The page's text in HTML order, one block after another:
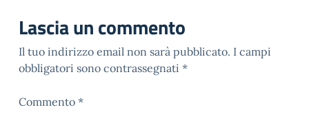
Lascia un commento
Il tuo indirizzo email non sarà pubblicato. I campi
obbligatori sono contrassegnati *
Commento *